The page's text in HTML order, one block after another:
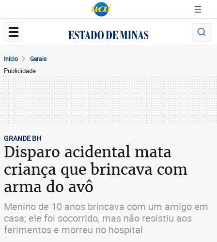
Início Gerais
Publicidade
GRANDE BH
Disparo acidental mata
criança que brincava com
arma do avô
Menino de 10 anos brincava com um amigo em
casa; ele foi socorrido, mas não resistiu aos
ferimentos e morreu no hospital